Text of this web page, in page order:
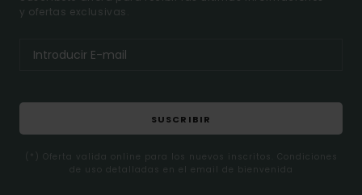
y ofertas exclusivas.
SUSCRIBIR
(*) Oferta valida online para los nuevos inscritos. Condiciones
de uso detalladas en el email de bienvenida